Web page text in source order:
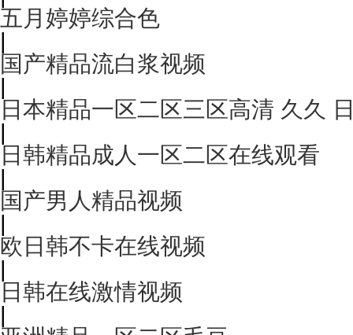
五月婷婷综合色
|
国产精品流白浆视频
|
日本精品一区二区三区高清 久久
|
日韩精品成人一区二区在线观看
|
国产男人精品视频
|
欧日韩不卡在线视频
|
日韩在线激情视频
|